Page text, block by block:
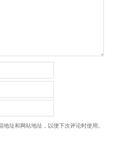
址和网站地址，以便下次评论时使用。